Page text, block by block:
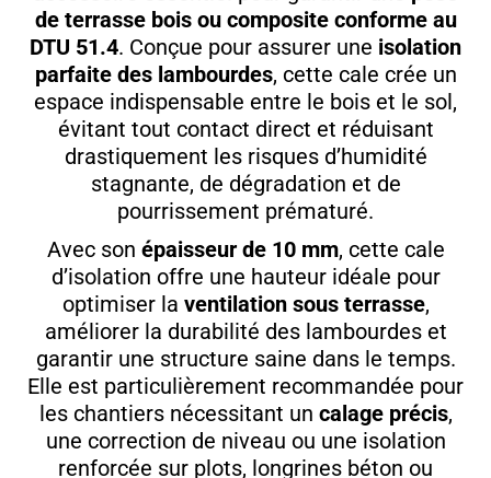
de terrasse bois ou composite conforme au
DTU 51.4. Conçue pour assurer une isolation
parfaite des lambourdes, cette cale crée un
espace indispensable entre le bois et le sol,
évitant tout contact direct et réduisant
drastiquement les risques d’humidité
stagnante, de dégradation et de
pourrissement prématuré.
Avec son épaisseur de 10 mm, cette cale
d’isolation offre une hauteur idéale pour
optimiser la ventilation sous terrasse,
améliorer la durabilité des lambourdes et
garantir une structure saine dans le temps.
Elle est particulièrement recommandée pour
les chantiers nécessitant un calage précis,
une correction de niveau ou une isolation
renforcée sur plots, longrines béton ou